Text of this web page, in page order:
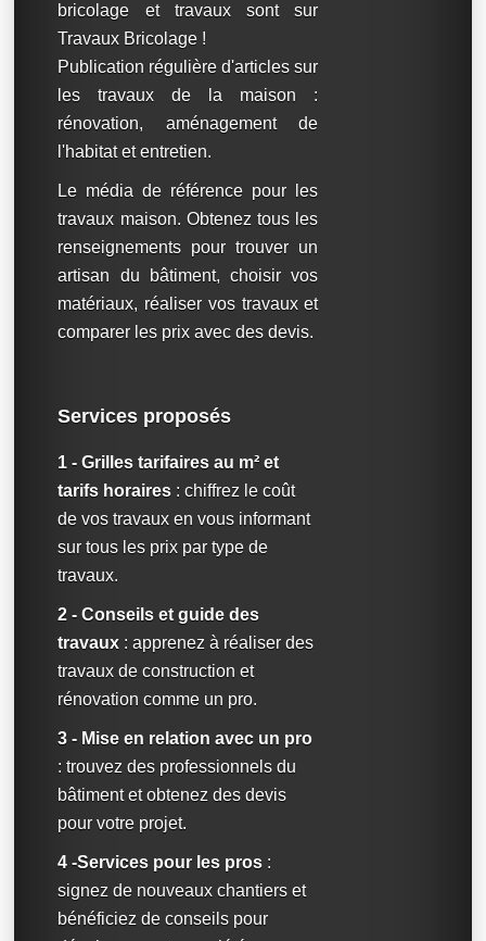
bricolage et travaux sont sur
Travaux Bricolage !
Publication régulière d'articles sur
les travaux de la maison :
rénovation, aménagement de
l'habitat et entretien.
Le média de référence pour les
travaux maison. Obtenez tous les
renseignements pour trouver un
artisan du bâtiment, choisir vos
matériaux, réaliser vos travaux et
comparer les prix avec des devis.
Services proposés
1 - Grilles tarifaires au m² et
tarifs horaires : chiffrez le coût
de vos travaux en vous informant
sur tous les prix par type de
travaux.
2 - Conseils et guide des
travaux : apprenez à réaliser des
travaux de construction et
rénovation comme un pro.
3 - Mise en relation avec un pro
: trouvez des professionnels du
bâtiment et obtenez des devis
pour votre projet.
4 -Services pour les pros :
signez de nouveaux chantiers et
bénéficiez de conseils pour